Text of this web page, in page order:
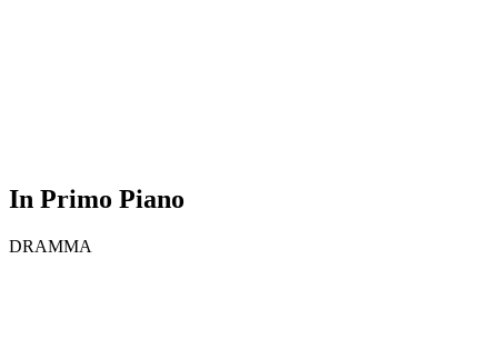
In Primo Piano
DRAMMA